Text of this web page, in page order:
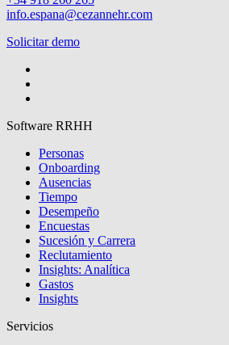
info.espana@cezannehr.com
Solicitar demo
Software RRHH
Personas
Onboarding
Ausencias
Tiempo
Desempeño
Encuestas
Sucesión y Carrera
Reclutamiento
Insights: Analítica
Gastos
Insights
Servicios